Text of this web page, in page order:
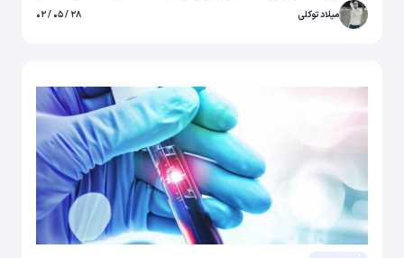
بر سطوح ویتامین به ما این امکان را می‌دهد که هرگونه عدم تعادل را برطرف
کنیم و تنظیمات لازم در رژیم غذایی یا مکمل را برای سلامتی مطلوب انجام
میلاد توکلی ۲۸ / ۰۵ / ۰۲